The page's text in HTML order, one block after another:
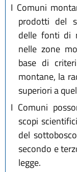
I Comuni
prodotti del
delle fonti di
nelle zone
base di
montane, la
superiori a
I Comuni
scopi
del
secondo e
legge.